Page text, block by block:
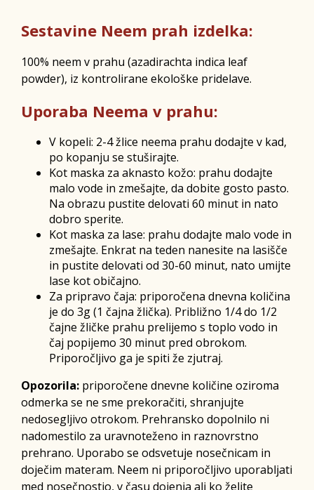
Sestavine Neem prah izdelka:
100% neem v prahu (azadirachta indica leaf
powder), iz kontrolirane ekološke pridelave.
Uporaba Neema v prahu:
V kopeli: 2-4 žlice neema prahu dodajte v kad,
po kopanju se stuširajte.
Kot maska za aknasto kožo: prahu dodajte
malo vode in zmešajte, da dobite gosto pasto.
Na obrazu pustite delovati 60 minut in nato
dobro sperite.
Kot maska za lase: prahu dodajte malo vode in
zmešajte. Enkrat na teden nanesite na lasišče
in pustite delovati od 30-60 minut, nato umijte
lase kot običajno.
Za pripravo čaja: priporočena dnevna količina
je do 3g (1 čajna žlička). Približno 1/4 do 1/2
čajne žličke prahu prelijemo s toplo vodo in
čaj popijemo 30 minut pred obrokom.
Priporočljivo ga je spiti že zjutraj.
Opozorila: priporočene dnevne količine oziroma
odmerka se ne sme prekoračiti, shranjujte
nedosegljivo otrokom. Prehransko dopolnilo ni
nadomestilo za uravnoteženo in raznovrstno
prehrano. Uporabo se odsvetuje nosečnicam in
doječim materam. Neem ni priporočljivo uporabljati
med nosečnostjo, v času dojenja ali ko želite